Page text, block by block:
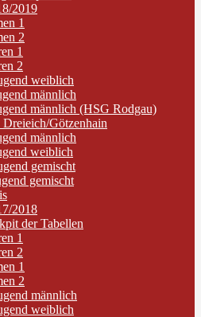
2019
1
2
1
2
weiblich
männlich
männlich (HSG Rodgau)
Dreieich/Götzenhain
männlich
weiblich
gemischt
gemischt
2018
der Tabellen
1
2
1
2
männlich
weiblich